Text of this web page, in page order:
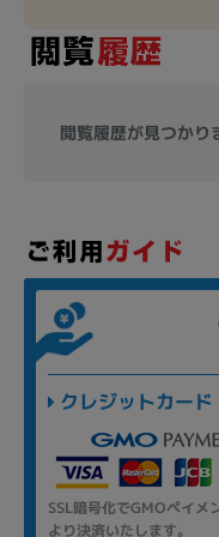
閲覧履歴が見つかり
クレジットカード
SSL暗号化でGMOペイメ
より決済いたします。